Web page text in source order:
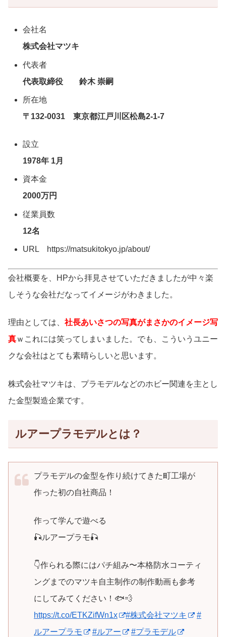
会社名
株式会社マツキ
代表者
代表取締役 鈴木 崇嗣
所在地
〒132-0031 東京都江戸川区松島2-1-7
設立
1978年 1月
資本金
2000万円
従業員数
12名
URL https://matsukitokyo.jp/about/
会社概要を、HPから拝見させていただきましたが中々楽
しそうな会社だなってイメージがわきました。
理由としては、 社長あいさつの写真がまさかのイメージ写
真ｗこれには笑ってしまいました。でも、こういうユニー
クな会社はとても素晴らしいと思います。
株式会社マツキは、プラモデルなどのホビー関連を主とし
た金型製造企業です。
ルアープラモデルとは？
プラモデルの金型を作り続けてきた町工場が
作った初の自社商品！
作って学んで遊べる
🎣ルアープラモ🎣
👇作られる際にはパチ組み〜本格防水コーティ
ングまでのマツキ自主制作の制作動画も参考
にしてみてください！🐟💨
https://t.co/ETKZifWn1x
#株式会社マツキ
#
ルアープラモ
#ルアー #プラモデル